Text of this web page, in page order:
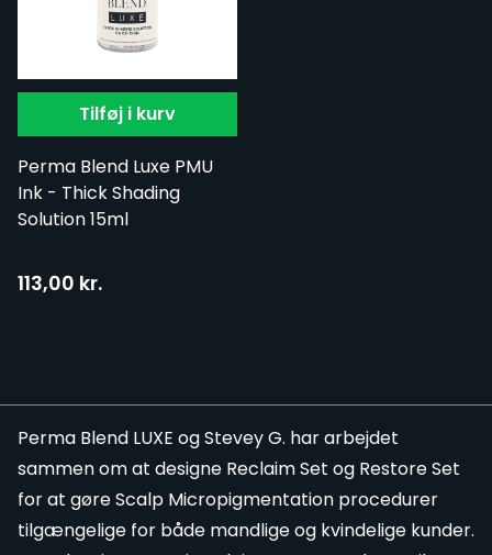
Tilføj i kurv
Perma Blend Luxe PMU
Ink - Thick Shading
Solution 15ml
113,00 kr.
Perma Blend LUXE og Stevey G. har arbejdet
sammen om at designe Reclaim Set og RestoreSet
for at gøre Scalp Micropigmentation procedurer
tilgængelige for både mandlige og kvindelige kunder.